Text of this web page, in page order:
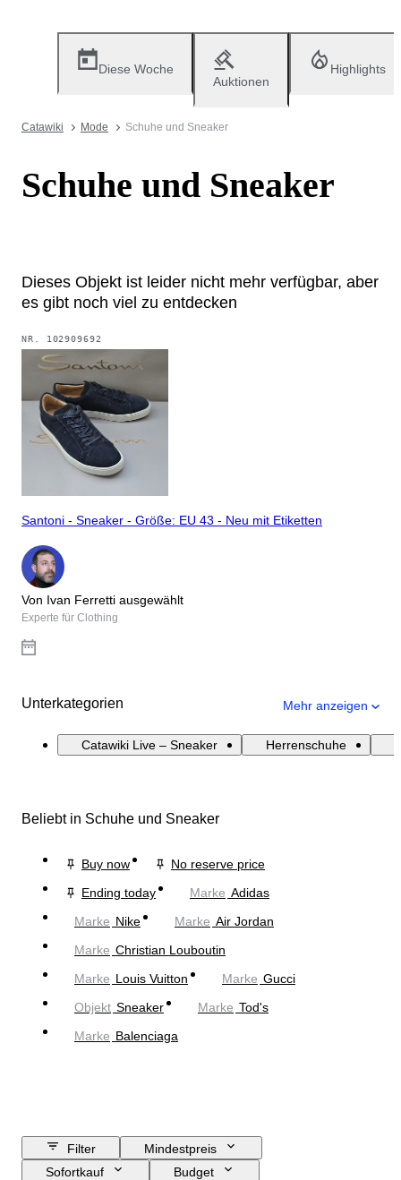
Diese Woche
Auktionen
Highlights
Catawiki Mode Schuhe und Sneaker
Schuhe und Sneaker
Dieses Objekt ist leider nicht mehr verfügbar, aber
es gibt noch viel zu entdecken
NR. 102909692
Santoni - Sneaker - Größe: EU 43 - Neu mit Etiketten
Von Ivan Ferretti ausgewählt
Experte für Clothing
Unterkategorien Mehr anzeigen
Catawiki Live – Sneaker Herrenschuhe
Beliebt in Schuhe und Sneaker
Buy now
No reserve price
Ending today
Marke Adidas
Marke Nike Marke Air Jordan
Marke Christian Louboutin
Marke Louis Vuitton Marke Gucci
Objekt Sneaker Marke Tod's
Marke Balenciaga
Filter
Mindestpreis
Sofortkauf
Budget